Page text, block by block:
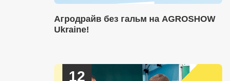
Агродрайв без гальм на AGROSHOW
Ukraine!
12